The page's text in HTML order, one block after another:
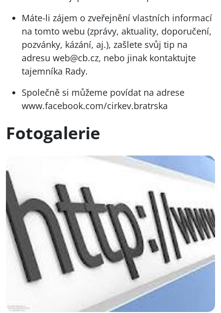
Máte-li zájem o zveřejnění vlastních informací
na tomto webu (zprávy, aktuality, doporučení,
pozvánky, kázání, aj.), zašlete svůj tip na
adresu web@cb.cz, nebo jinak kontaktujte
tajemníka Rady.
Společně si můžeme povídat na adrese
www.facebook.com/cirkev.bratrska
Fotogalerie